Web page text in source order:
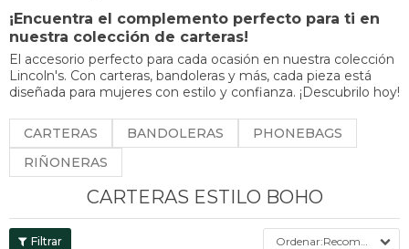
¡Encuentra el complemento perfecto para ti en
nuestra colección de carteras!
El accesorio perfecto para cada ocasión en nuestra colección
Lincoln's. Con carteras, bandoleras y más, cada pieza está
diseñada para mujeres con estilo y confianza. ¡Descubrilo hoy!
CARTERAS BANDOLERAS
PHONEBAGS
RIÑONERAS
CARTERAS ESTILO BOHO
Recomendados